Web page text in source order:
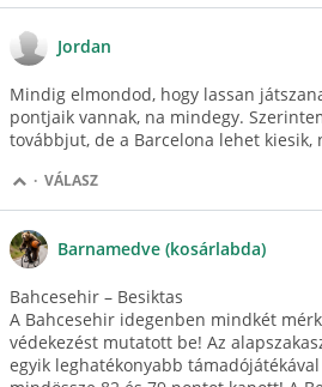
Jordan
Mindig elmondod, hogy lassan
pontjaik vannak, na mindegy.
továbbjut, de a Barcelona lehet kiesik,
· VÁLASZ
Barnamedve (kosárlabda)
Bahcesehir – Besiktas
A Bahcesehir idegenben mindkét
védekezést mutatott be! Az
egyik leghatékonyabb